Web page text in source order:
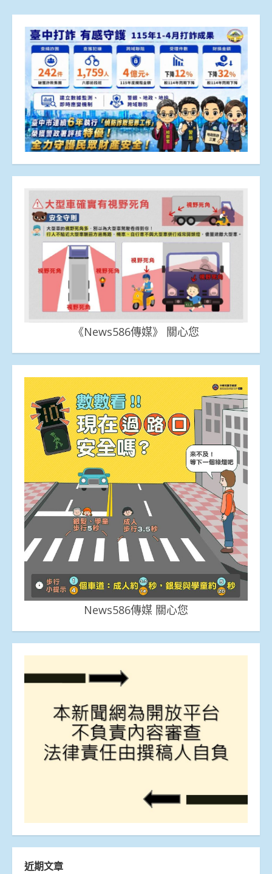
《News586傳媒》 關心您
News586傳媒 關心您
近期文章